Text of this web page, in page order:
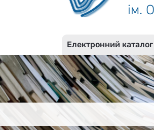
ім.
Електронний каталог